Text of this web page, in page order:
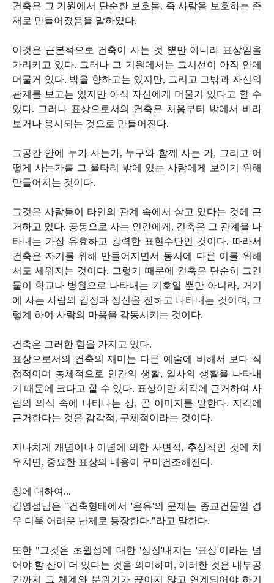
건축은 그 기원에서 단순한 보호물, 즉 사람을 보호하는 존
재로 만들어졌음을 말하였다.
이것은 근본적으로 건축이 사는 것 뿐만 아니라 표상임을
가리키고 있다. 그러나 그 기원에서는 그시선이 아직 안에
머물거 있다. 밖을 향하고는 있지만, 그리고 그밖과 자신의
관계를 보고는 있지만 아직 자신에게 머물거 있다고 할 수
있다. 그러나 표상으로서의 건축은 처음부터 밖에서 바라
보거나 응시되는 것으로 만들어진다.
그공간 안에 누가 사는가, 누구와 함께 사는 가, 그리고 어
떻게 사는가를 그 울타리 밖에 있는 사람에게 보이기 위해
만들어지는 것이다.
그것은 사람들이 타인의 관계 속에서 살고 있다는 것에 근
거하고 있다. 공동으로 사는 인간에게, 건축은 그 관계을 나
타내는 가장 유효하고 강력한 표현수단인 것이다. 따라서
건축은 자기를 위해 만들어지면서 동시에 다른 이를 위해
서도 세워지는 것이다. 그렇기 때문에 건축은 단순히 그건
물이 학교나 병원으로 나타내는 기호일 뿐만 아니라, 거기
에 사는 사람의 감정과 정신을 전하고 나타내는 것이며, 그
렇계 하여 사람의 마음을 감동시키는 것이다.
건축은 그러한 힘을 가지고 있다.
표상으로서의 건축의 재미는 다른 예술에 비해서 보다 직
접적이며 총체적으로 인간의 생활, 일사의 생활을 나타내
기 때문에 크다고 할 수 있다. 표상이란 지각에 근거하여 사
람의 의식 속에 나타나는 상, 곧 이미지를 말한다. 지각에
근거한다는 것은 감각적, 구체적이라는 것이다.
지나치게 개념이나 이념에 의한 사변적, 추상적인 것에 치
우치면, 중요한 표상의 내용이 무미건조해진다.
창에 대하여...
김영섭님은 "건축형태에서 '은유'의 문제는 종교건물일 경
우 더욱 어려운 난제로 등장한다."라고 말한다.
또한 "그것은 초월성에 대한 '상징'내지는 '표상'이라는 넘
어야 할 산이 더 있다는 것을 의미하며, 이러한 것은 내부공
간까지 그 체계와 분위기가 끊이지 않고 연계되어야 하기